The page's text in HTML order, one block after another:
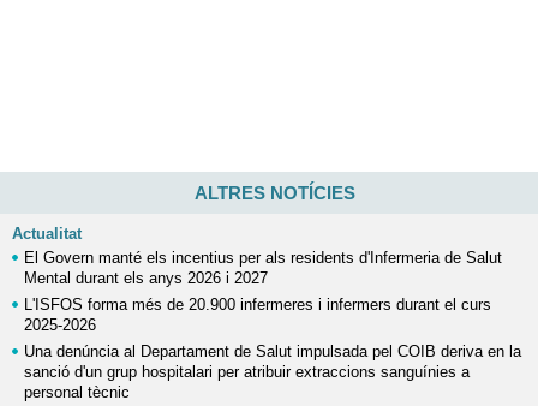
ALTRES NOTÍCIES
Actualitat
El Govern manté els incentius per als residents d'Infermeria de Salut
Mental durant els anys 2026 i 2027
L'ISFOS forma més de 20.900 infermeres i infermers durant el curs
2025-2026
Una denúncia al Departament de Salut impulsada pel COIB deriva en la
sanció d'un grup hospitalari per atribuir extraccions sanguínies a
personal tècnic